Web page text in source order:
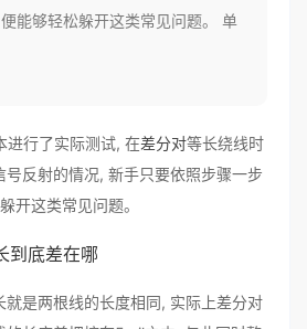
能够轻松躲开这类常见问题。 单
进行了实际测试, 在差分对等长绕线时
反射的情况, 新手只要依照步骤一步
开这类常见问题。
到底差在哪
就是两根线的长度相同, 实际上差分对